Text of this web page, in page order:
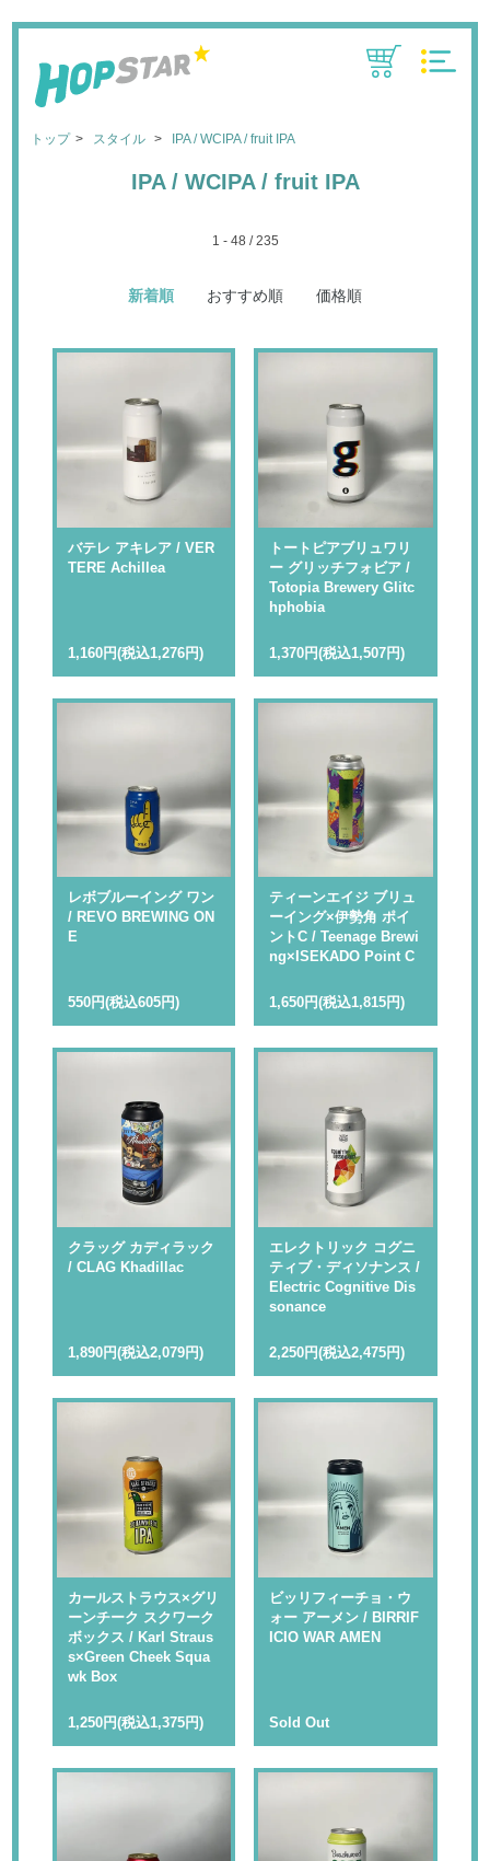
トップ スタイル IPA / WCIPA / fruit IPA
IPA / WCIPA / fruit IPA
1 - 48 / 235
新着順 おすすめ順 価格順
バテレ アキレア / VER
TERE Achillea
1,160円(税込1,276円)
トートピアブリュワリ
ー グリッチフォビア /
Totopia Brewery Glitc
hphobia
1,370円(税込1,507円)
レボブルーイング ワン
/ REVO BREWING ON
E
550円(税込605円)
ティーンエイジ ブリュ
ーイング×伊勢角 ポイ
ントC / Teenage Brewi
ng×ISEKADO Point C
1,650円(税込1,815円)
クラッグ カディラック
/ CLAG Khadillac
1,890円(税込2,079円)
エレクトリック コグニ
ティブ・ディソナンス /
Electric Cognitive Dis
sonance
2,250円(税込2,475円)
カールストラウス×グリ
ーンチーク スクワーク
ボックス / Karl Straus
s×Green Cheek Squa
wk Box
1,250円(税込1,375円)
ビッリフィーチョ・ウ
ォー アーメン / BIRRIF
ICIO WAR AMEN
Sold Out